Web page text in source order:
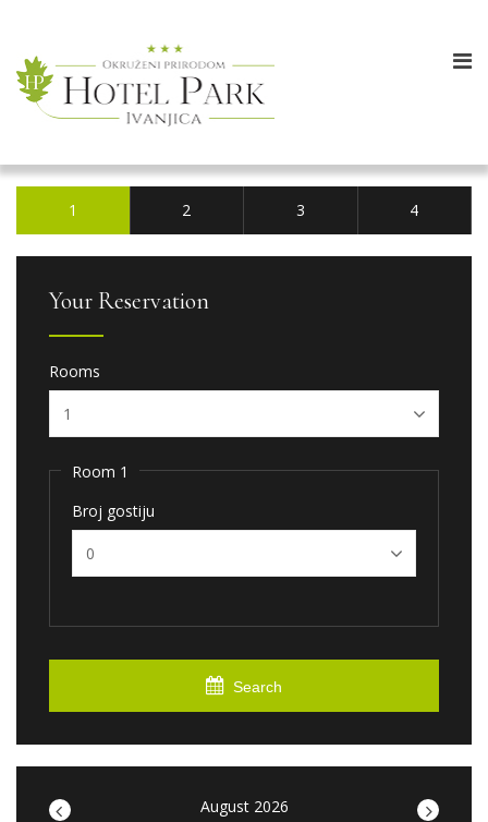
1 2 3 4
Your Reservation
Rooms
Room 1
Broj gostiju
Search
< >
August 2026